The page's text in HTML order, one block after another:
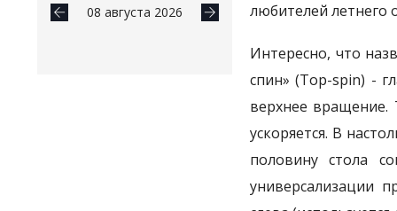
08 августа 2026
любителей летнего
Интересно, что
спин» (Top-spin) -
верхнее вращение.
ускоряется. В
половину стола
универсализации